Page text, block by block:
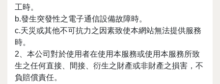
工時。
b.發生突發性之電子通信設備故障時。
c.天災或其他不可抗力之因素致使本網站無法提供服務
時。
2、本公司對於使用者在使用本服務或使用本服務所致
生之任何直接、間接、衍生之財產或非財產之損害，不
負賠償責任。